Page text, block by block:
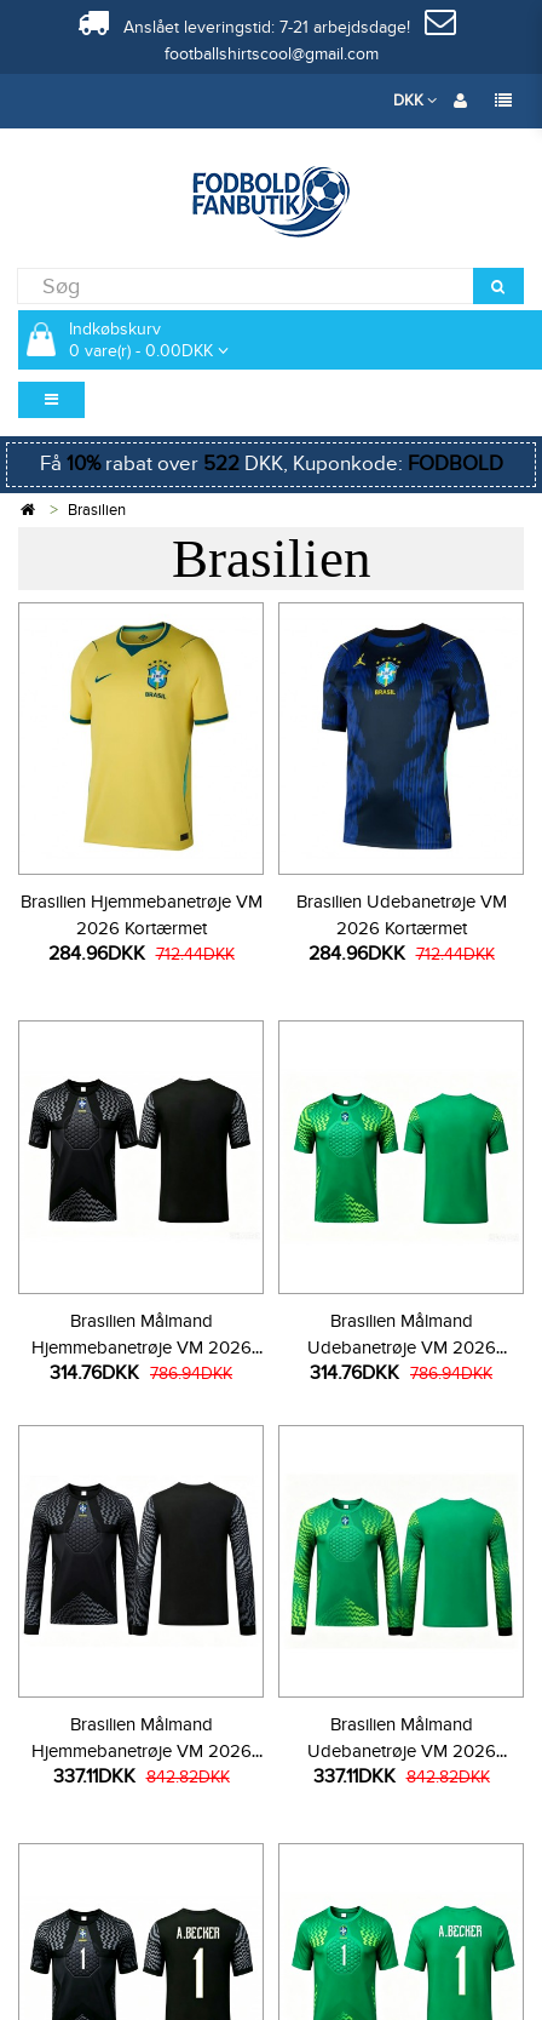
Anslået leveringstid: 7-21 arbejdsdage!
footballshirtscool@gmail.com
DKK
Indkøbskurv
0 vare(r) - 0.00DKK
Få 10%rabat over 522DKK, Kuponkode: FODBOLD
Brasilien
Brasilien
Brasilien Hjemmebanetrøje VM
2026 Kortærmet
284.96DKK 712.44DKK
Brasilien Udebanetrøje VM
2026 Kortærmet
284.96DKK 712.44DKK
Brasilien Målmand
Hjemmebanetrøje VM 2026
Kortærmet
314.76DKK 786.94DKK
Brasilien Målmand
Udebanetrøje VM 2026
Kortærmet
314.76DKK 786.94DKK
Brasilien Målmand
Hjemmebanetrøje VM 2026
Langærmet
337.11DKK 842.82DKK
Brasilien Målmand
Udebanetrøje VM 2026
Langærmet
337.11DKK 842.82DKK